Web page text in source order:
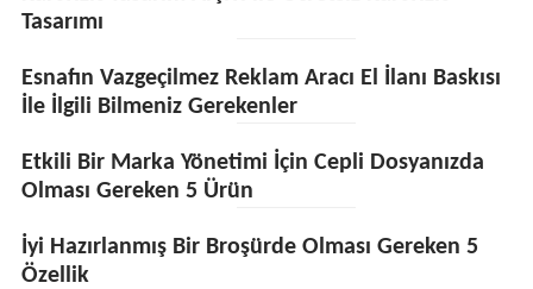
Tasarımı
Esnafın Vazgeçilmez Reklam Aracı El İlanı Baskısı
İle İlgili Bilmeniz Gerekenler
Etkili Bir Marka Yönetimi İçin Cepli Dosyanızda
Olması Gereken 5 Ürün
İyi Hazırlanmış Bir Broşürde Olması Gereken 5
Özellik